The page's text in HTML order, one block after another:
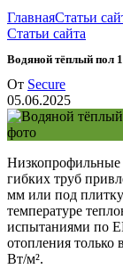
ГлавнаяСтатьи
Статьи сайта
Водяной тёплый пол
От Secure
05.06.2025
Низкопрофильные
гибких труб
мм или под
температуре
испытаниями по
отопления
Вт/м².